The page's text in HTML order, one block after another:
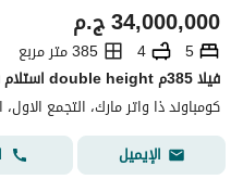
ج.م34,000,000
5
4
385 متر مربع
كومباوند ذا واتر مارك، التجمع
الإيميل